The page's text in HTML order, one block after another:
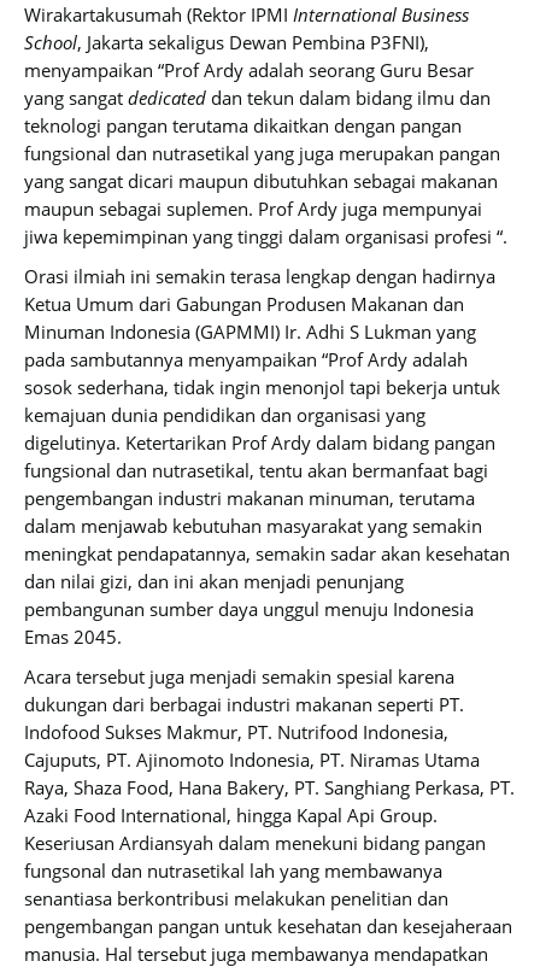
Wirakartakusumah (Rektor IPMI International Business
School, Jakarta sekaligus Dewan Pembina P3FNI),
menyampaikan “Prof Ardy adalah seorang Guru Besar
yang sangat dedicated dan tekun dalam bidang ilmu dan
teknologi pangan terutama dikaitkan dengan pangan
fungsional dan nutrasetikal yang juga merupakan pangan
yang sangat dicari maupun dibutuhkan sebagai makanan
maupun sebagai suplemen. Prof Ardy juga mempunyai
jiwa kepemimpinan yang tinggi dalam organisasi profesi “.
Orasi ilmiah ini semakin terasa lengkap dengan hadirnya
Ketua Umum dari Gabungan Produsen Makanan dan
Minuman Indonesia (GAPMMI) Ir. Adhi S Lukman yang
pada sambutannya menyampaikan “Prof Ardy adalah
sosok sederhana, tidak ingin menonjol tapi bekerja untuk
kemajuan dunia pendidikan dan organisasi yang
digelutinya. Ketertarikan Prof Ardy dalam bidang pangan
fungsional dan nutrasetikal, tentu akan bermanfaat bagi
pengembangan industri makanan minuman, terutama
dalam menjawab kebutuhan masyarakat yang semakin
meningkat pendapatannya, semakin sadar akan kesehatan
dan nilai gizi, dan ini akan menjadi penunjang
pembangunan sumber daya unggul menuju Indonesia
Emas 2045.
Acara tersebut juga menjadi semakin spesial karena
dukungan dari berbagai industri makanan seperti PT.
Indofood Sukses Makmur, PT. Nutrifood Indonesia,
Cajuputs, PT. Ajinomoto Indonesia, PT. Niramas Utama
Raya, Shaza Food, Hana Bakery, PT. Sanghiang Perkasa, PT.
Azaki Food International, hingga Kapal Api Group.
Keseriusan Ardiansyah dalam menekuni bidang pangan
fungsonal dan nutrasetikal lah yang membawanya
senantiasa berkontribusi melakukan penelitian dan
pengembangan pangan untuk kesehatan dan kesejaheraan
manusia. Hal tersebut juga membawanya mendapatkan